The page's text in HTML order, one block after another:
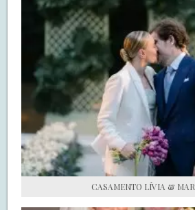
WILL YOU MARRY
LUA DE MEL
COZINHA
DECORAÇÃO
DE NOIVA PRA NOIVA
S.O.S CASADAS
FALE COM O SAY I DO
CASAMENTO LÍVIA &